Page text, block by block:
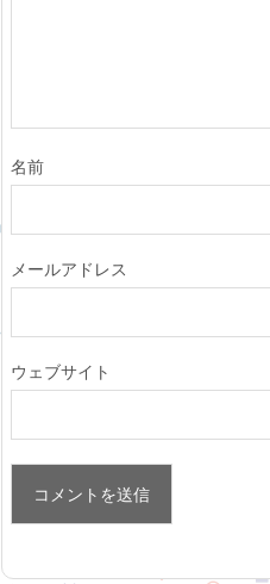
名前
メールアドレス
ウェブサイト